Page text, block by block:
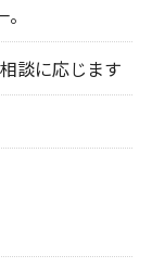
談に応じます